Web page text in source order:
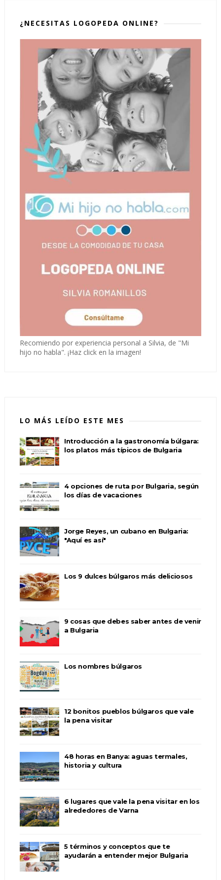
¿NECESITAS LOGOPEDA ONLINE?
Recomiendo por experiencia personal a Silvia, de "Mi
hijo no habla". ¡Haz click en la imagen!
LO MÁS LEÍDO ESTE MES
Introducción a la gastronomía búlgara:
los platos más típicos de Bulgaria
4 opciones de ruta por Bulgaria, según
los días de vacaciones
Jorge Reyes, un cubano en Bulgaria:
"Aquí es así"
Los 9 dulces búlgaros más deliciosos
9 cosas que debes saber antes de venir
a Bulgaria
Los nombres búlgaros
12 bonitos pueblos búlgaros que vale
la pena visitar
48 horas en Banya: aguas termales,
historia y cultura
6 lugares que vale la pena visitar en los
alrededores de Varna
5 términos y conceptos que te
ayudarán a entender mejor Bulgaria